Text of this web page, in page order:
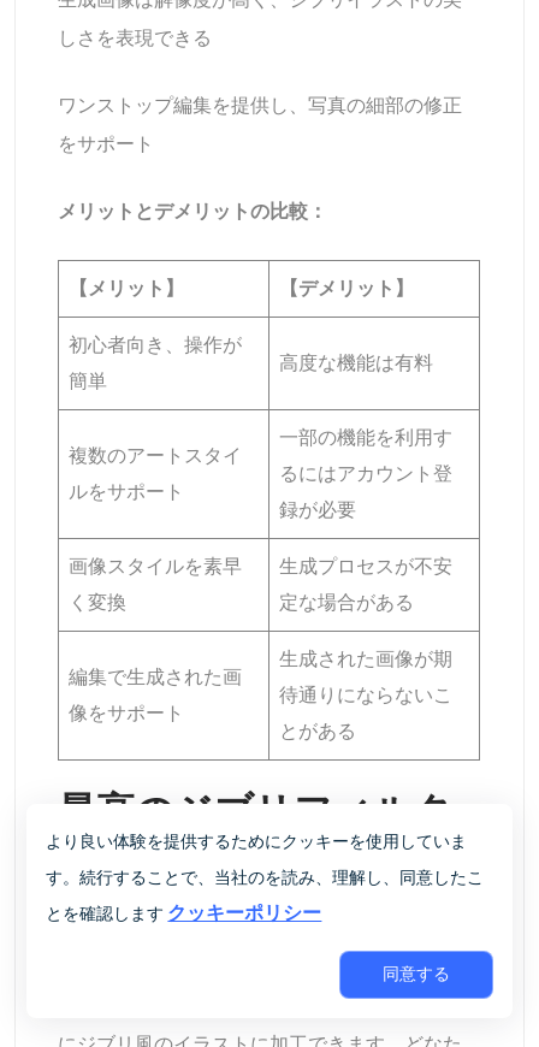
しさを表現できる
ワンストップ編集を提供し、写真の細部の修正
をサポート
メリットとデメリットの比較：
【メリット】 【デメリット】
初心者向き、操作が
簡単
高度な機能は有料
複数のアートスタイ
ルをサポート
一部の機能を利用す
るにはアカウント登
録が必要
画像スタイルを素早
く変換
生成プロセスが不安
定な場合がある
編集で生成された画
像をサポート
生成された画像が期
待通りにならないこ
とがある
最高のジブリフィルタ
ーでジブリ風のイラス
トを作成する方法
AI Easeのジブリフィルタは、写真を素早く簡単
より良い体験を提供するためにクッキーを使用していま
す。続行することで、当社のを読み、理解し、同意したこ
とを確認します クッキーポリシー
同意する